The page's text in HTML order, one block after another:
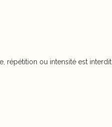
répétition ou intensité est interdit.